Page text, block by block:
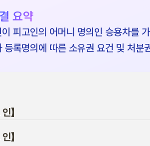
요약
피고인의 어머니 명의인 승용차를
등록명의에 따른 소유권 요건 및 처분
】
】